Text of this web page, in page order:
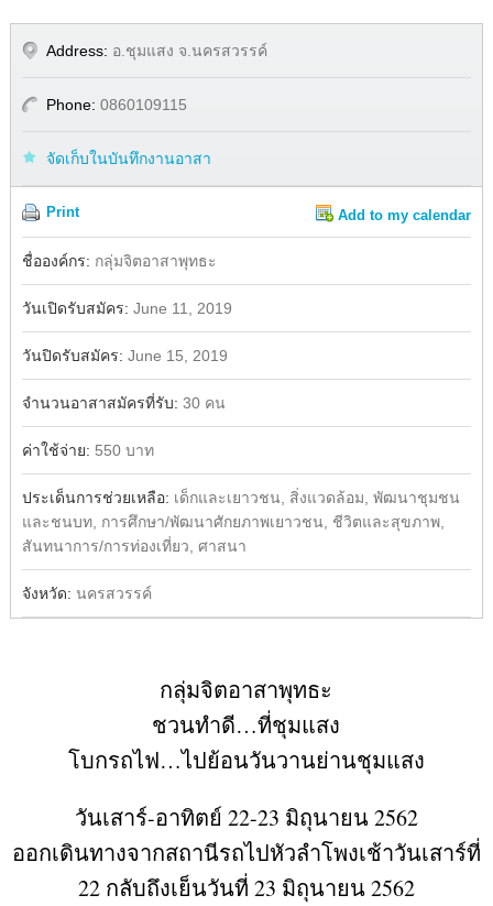
Address: อ.ชุมแสง จ.นครสวรรค์
Phone: 0860109115
จัดเก็บในบันทึกงานอาสา
Print Add to my calendar
Facebook
ชื่อองค์กร: กลุ่มจิตอาสาพุทธะ
วันเปิดรับสมัคร: June 11, 2019
วันปิดรับสมัคร: June 15, 2019
จำนวนอาสาสมัครที่รับ: 30 คน
ค่าใช้จ่าย: 550 บาท
ประเด็นการช่วยเหลือ: เด็กและเยาวชน, สิ่งแวดล้อม, พัฒนาชุมชน
และชนบท, การศึกษา/พัฒนาศักยภาพเยาวชน, ชีวิตและสุขภาพ,
สันทนาการ/การท่องเที่ยว, ศาสนา
จังหวัด: นครสวรรค์
กลุ่มจิตอาสาพุทธะ
ชวนทำดี…ที่ชุมแสง
โบกรถไฟ…ไปย้อนวันวานย่านชุมแสง
วันเสาร์-อาทิตย์ 22-23 มิถุนายน 2562
ออกเดินทางจากสถานีรถไปหัวลำโพงเช้าวันเสาร์ที่
22 กลับถึงเย็นวันที่ 23 มิถุนายน 2562